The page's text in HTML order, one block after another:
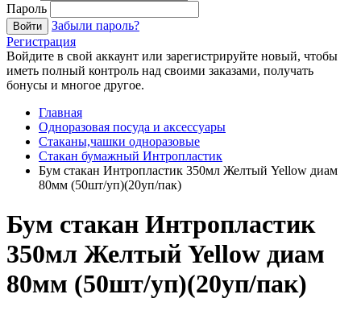
Пароль
Войти
Забыли пароль?
Регистрация
Войдите в свой аккаунт или зарегистрируйте новый, чтобы
иметь полный контроль над своими заказами, получать
бонусы и многое другое.
Главная
Одноразовая посуда и аксессуары
Стаканы,чашки одноразовые
Стакан бумажный Интропластик
Бум стакан Интропластик 350мл Желтый Yellow диам
80мм (50шт/уп)(20уп/пак)
Бум стакан Интропластик
350мл Желтый Yellow диам
80мм (50шт/уп)(20уп/пак)